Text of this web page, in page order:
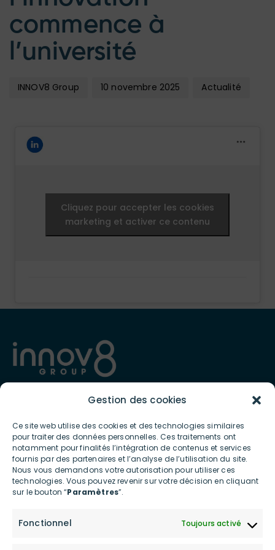
Gestion des cookies
Ce site web utilise des cookies et des technologies similaires
pour traiter des données personnelles. Ces traitements ont
notamment pour finalités l’intégration de contenus et services
fournis par des partenaires et l’analyse de l’utilisation du site.
Nous vous demandons votre autorisation pour utiliser ces
technologies. Vous pouvez revenir sur votre décision en cliquant
sur le bouton “Paramètres”.
Fonctionnel Toujours activé
commence à
l’université
INNOV8 Group 10 novembre 2025 Actualité
Cliquez pour accepter les cookies
marketing et activer ce contenu
est spécialiste de l’écosystème digital et connecté et met à
disposition des professionnels et des particuliers des services et
produits ultra-innovants contribuant à la transition écologique
et posant les bases d’une consommation digitale bas carbone.
LIENS UTILES
Accueil
Actualités